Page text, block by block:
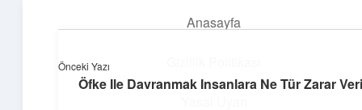
Anasayfa
Önceki Yazı
Öfke Ile Davranmak Insanlara Ne Tür Zarar